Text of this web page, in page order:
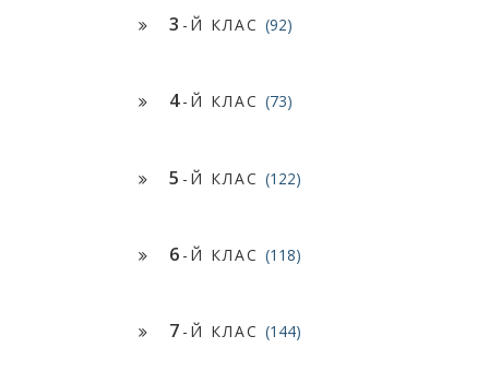
3 -Й КЛАС (92)
4-Й КЛАС (73)
5 -Й КЛАС (122)
6 -Й КЛАС (118)
7 -Й КЛАС (144)